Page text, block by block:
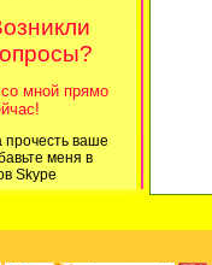
мной прямо
прочесть ваше
меня в
Skype